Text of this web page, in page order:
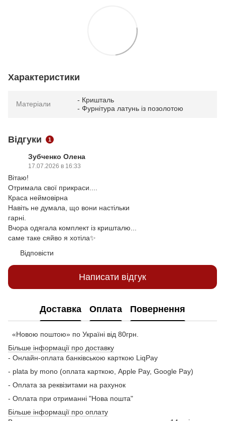
Характеристики
Матеріали
- Кришталь
- Фурнітура латунь із позолотою
Відгуки 1
Зубченко Олена
17.07.2026 в 16:33
Вітаю!
Отримала свої прикраси....
Краса неймовірна
Навіть не думала, що вони настільки
гарні.
Вчора одягала комплект із кришталю...
саме таке сяйво я хотіла✨
Відповісти
Написати відгук
Доставка Оплата Повернення
«Новою поштою» по Україні від 80грн.
Більше інформації про доставку
- Онлайн-оплата банківською карткою LiqPay
- plata by mono (оплата карткою, Apple Pay, Google Pay)
- Оплата за реквізитами на рахунок
- Оплата при отриманні "Нова пошта"
Більше інформації про оплату